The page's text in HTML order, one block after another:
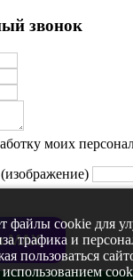
файлы cookie для
трафика и
пользоваться
использованием
звонок
моих
MAX